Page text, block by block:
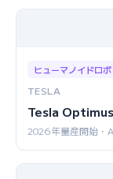
ヒューマノイドロ
TESLA
Tesla
2026年量産開始・